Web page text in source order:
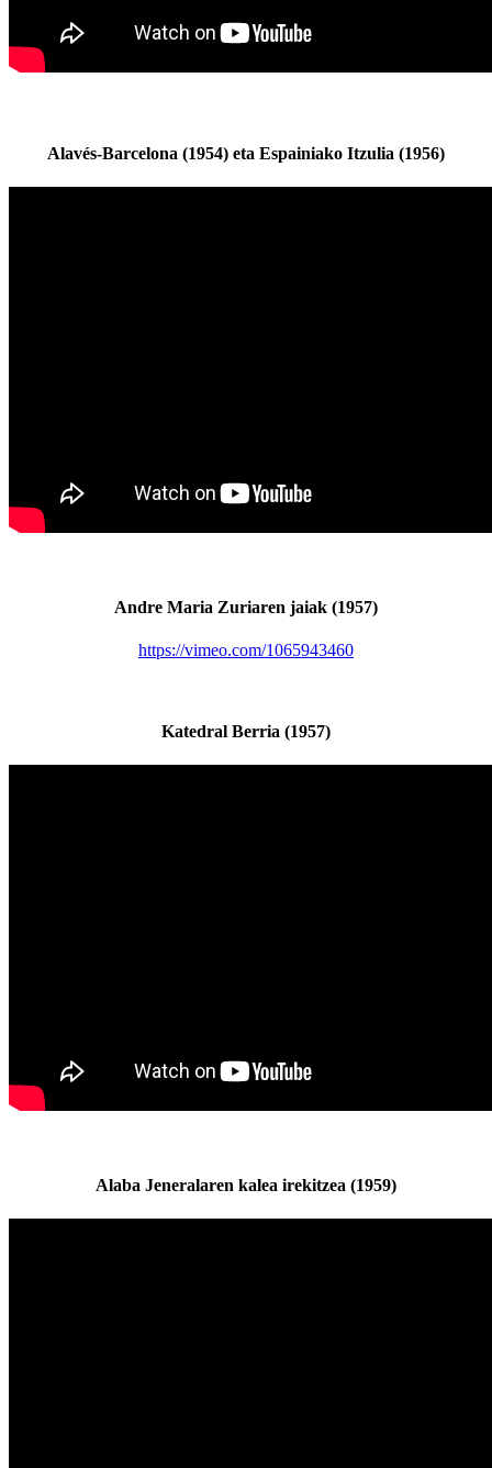
Alavés-Barcelona (1954) eta Espainiako Itzulia (1956)
Andre Maria Zuriaren jaiak (1957)
https://vimeo.com/1065943460
Katedral Berria (1957)
Alaba Jeneralaren kalea irekitzea (1959)